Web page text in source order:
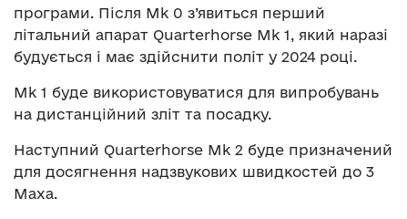
програми. Після Mk 0 з’явиться перший
літальний апарат Quarterhorse Mk 1, який наразі
будується і має здійснити політ у 2024 році.
Mk 1 буде використовуватися для випробувань
на дистанційний зліт та посадку.
Наступний Quarterhorse Mk 2 буде призначений
для досягнення надзвукових швидкостей до 3
Маха.